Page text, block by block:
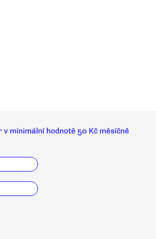
v minimální hodnotě 50 Kč měsíčně